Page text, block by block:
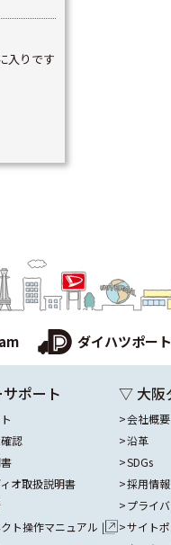
入りです
ダイハツポート
ポート
認
オ取扱説明書
ト操作マニュアル
▽ 大阪
会社概要
沿革
SDGs
採用情報
プライ
サイト